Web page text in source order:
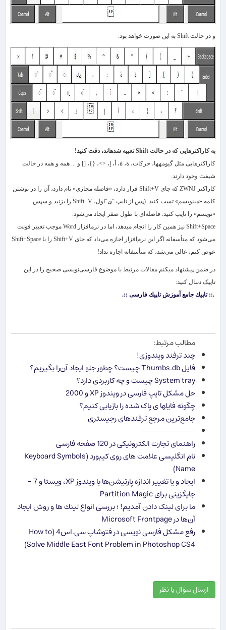
و در حالت Shift به این صورت خواهد بود:
به کاراکترهایی که در حالت Shiftتعبیه شده​اند، دقت کنید!
کاراکترهایی مثل گیومه​ها، حرکات، ة، ۀ، أ، إ، <>، {}،​ [] و ... همه و همه در حالت
شیفت وجود دارند.
کاراکتر ZWNJ که جای Shift+V قرار دارد، «فاصله مجازی» نام دارد، آن را در نوشتن
کلمه «می​نویسم» تست کنید. (پس از تایپ "ی"اول، Shift+V را بزنید و سپس
«نویسم» را تایپ کنید. فاصله‌ای با طول صفر ایجاد می‌شود.
Shift+Space نیز همین کار را انجام می​دهد، اما در نرم​افزار Word موجب تغییر فونت
می‌شود که متأسفانه اگر این نرم‌افزار اجازه می‌داد که جای Shift+V را با Shift+Space
عوض کنم، عالی می‌شد، که متأسفانه اجازه نداد!
در ضمن پیشنهاد می​کنم مقالات مرتبط با موضوع فارسی‌نویسی صحیح را در این
تاپیک دنبال کنید:
.:: تاپیك جامع آموزش تاپیك فارسی ::.
مطالب مرتبط:
چند ترفند ویندوزی!
فایل Thumbs.db چیست؟ چطور جلو ایجاد آن‌را بگیریم؟
System tray چیست و چه كاربردی دارد؟
حل مشكل تایپ فارسی در ویندوز XP و 2000
چگونه فایلها ی پاک شده را بازیابی کنیم؟
جامع‌ترین مرجع ترفندهای رجیستری
------------
راهنمای تجارت الکترونیکی در 120 صفحه فارسی
نام انگلیسی علامت های روی کیبورد (Keyboard Symbols
Name)
ایجاد و یا تغییر اندازه پارتیشن‌ها با ویندوز XP، ویستا و 7 -
جایگزینی برای Partition Magic
ما برای لینک دادن آمدیم! ؛ بررسی انواع لینك ها و روش ایجاد
آن‌ها در Microsoft Frontpage
رفع مشکل فارسی نویسی در فتوشاپ سی.اس4 (How to
Solve Middle East Font Problem in Photoshop CS4)
ارسال سؤال یا نظر